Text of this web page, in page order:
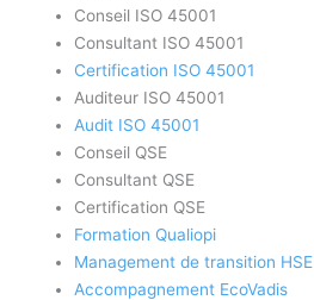
Conseil ISO 45001
Consultant ISO 45001
Certification ISO 45001
Auditeur ISO 45001
Audit ISO 45001
Conseil QSE
Consultant QSE
Certification QSE
Formation Qualiopi
Management de transition HSE
Accompagnement EcoVadis